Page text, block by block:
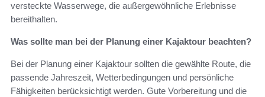
versteckte Wasserwege, die außergewöhnliche Erlebnisse
bereithalten.
Was sollte man bei der Planung einer Kajaktour beachten?
Bei der Planung einer Kajaktour sollten die gewählte Route, die
passende Jahreszeit, Wetterbedingungen und persönliche
Fähigkeiten berücksichtigt werden. Gute Vorbereitung und die